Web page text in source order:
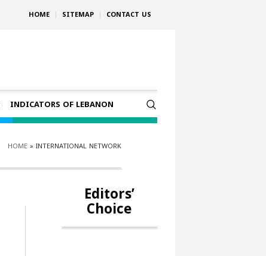
HOME SITEMAP CONTACT US
INDICATORS OF LEBANON
HOME» INTERNATIONAL NETWORK
Editors’
Choice